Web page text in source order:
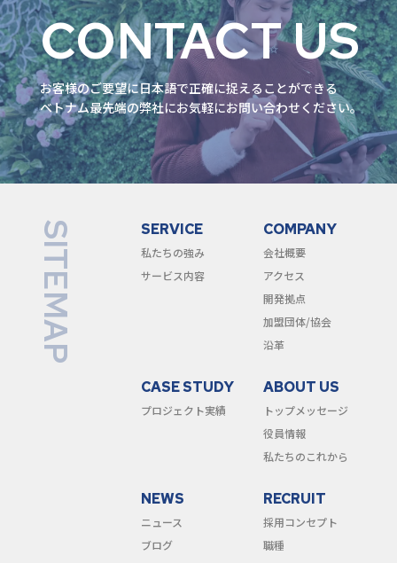
CONTACT US
お客様のご要望に⽇本語で正確に捉えることができる
ベトナム最先端の弊社にお気軽にお問い合わせください。
SITEMAP SERVICE
私たちの強み
サービス内容
COMPANY
会社概要
アクセス
開発拠点
加盟団体/協会
沿革
CASE STUDY
プロジェクト実績
ABOUT US
トップメッセージ
役員情報
私たちのこれから
NEWS
ニュース
ブログ
RECRUIT
採用コンセプト
職種